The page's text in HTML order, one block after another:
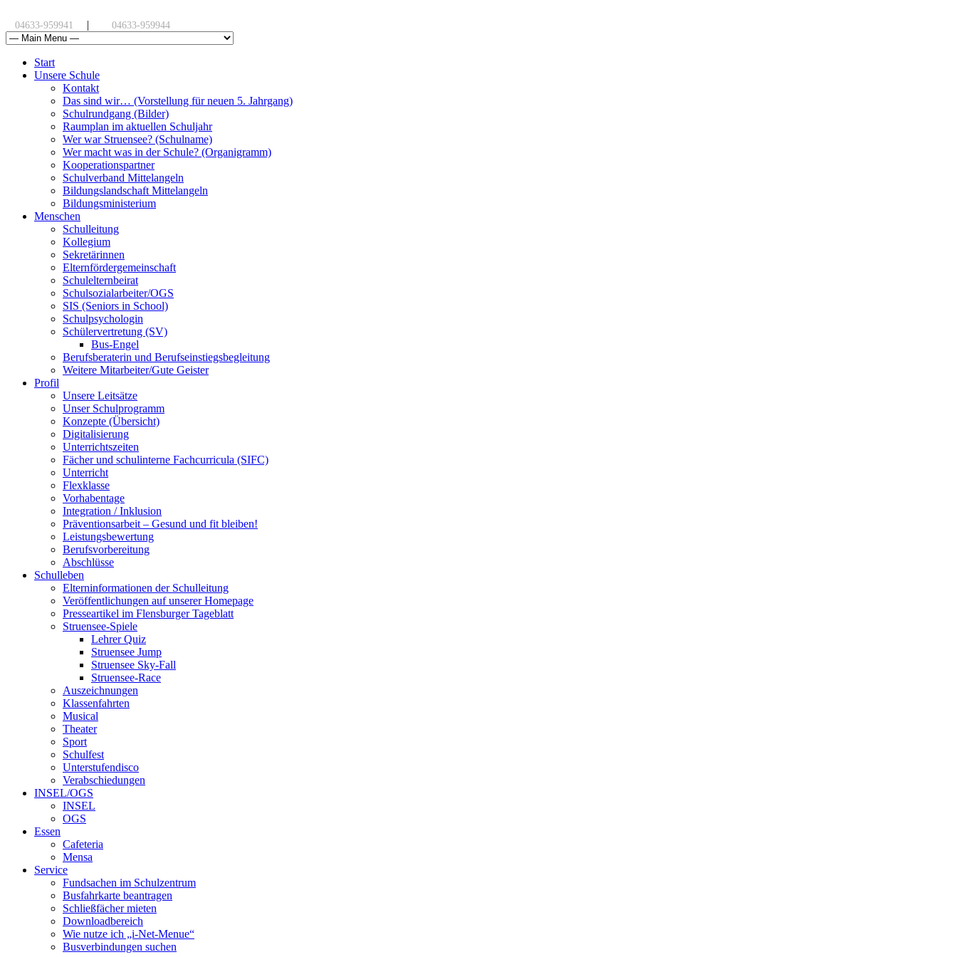
04633-959941 | 04633-959944
Start
Unsere Schule
Kontakt
Das sind wir… (Vorstellung für neuen 5. Jahrgang)
Schulrundgang (Bilder)
Raumplan im aktuellen Schuljahr
Wer war Struensee? (Schulname)
Wer macht was in der Schule? (Organigramm)
Kooperationspartner
Schulverband Mittelangeln
Bildungslandschaft Mittelangeln
Bildungsministerium
Menschen
Schulleitung
Kollegium
Sekretärinnen
Elternfördergemeinschaft
Schulelternbeirat
Schulsozialarbeiter/OGS
SIS (Seniors in School)
Schulpsychologin
Schülervertretung (SV)
Bus-Engel
Berufsberaterin und Berufseinstiegsbegleitung
Weitere Mitarbeiter/Gute Geister
Profil
Unsere Leitsätze
Unser Schulprogramm
Konzepte (Übersicht)
Digitalisierung
Unterrichtszeiten
Fächer und schulinterne Fachcurricula (SIFC)
Unterricht
Flexklasse
Vorhabentage
Integration / Inklusion
Präventionsarbeit – Gesund und fit bleiben!
Leistungsbewertung
Berufsvorbereitung
Abschlüsse
Schulleben
Elterninformationen der Schulleitung
Veröffentlichungen auf unserer Homepage
Presseartikel im Flensburger Tageblatt
Struensee-Spiele
Lehrer Quiz
Struensee Jump
Struensee Sky-Fall
Struensee-Race
Auszeichnungen
Klassenfahrten
Musical
Theater
Sport
Schulfest
Unterstufendisco
Verabschiedungen
INSEL/OGS
INSEL
OGS
Essen
Cafeteria
Mensa
Service
Fundsachen im Schulzentrum
Busfahrkarte beantragen
Schließfächer mieten
Downloadbereich
Wie nutze ich „i-Net-Menue“
Busverbindungen suchen